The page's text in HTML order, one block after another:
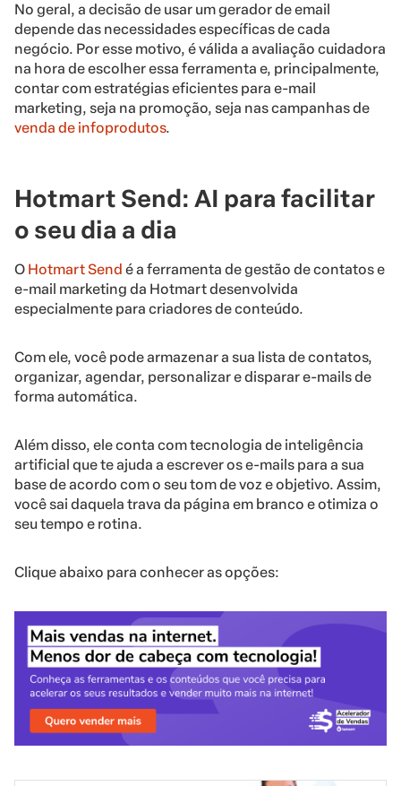
No geral, a decisão de usar um gerador de email
depende das necessidades específicas de cada
negócio. Por esse motivo, é válida a avaliação cuidadora
na hora de escolher essa ferramenta e, principalmente,
contar com estratégias eficientes para e-mail
marketing, seja na promoção, seja nas campanhas de
venda de infoprodutos.
Hotmart Send: AI para facilitar
o seu dia a dia
O Hotmart Send é a ferramenta de gestão de contatos e
e-mail marketing da Hotmart desenvolvida
especialmente para criadores de conteúdo.
Com ele, você pode armazenar a sua lista de contatos,
organizar, agendar, personalizar e disparar e-mails de
forma automática.
Além disso, ele conta com tecnologia de inteligência
artificial que te ajuda a escrever os e-mails para a sua
base de acordo com o seu tom de voz e objetivo. Assim,
você sai daquela trava da página em branco e otimiza o
seu tempo e rotina.
Clique abaixo para conhecer as opções: